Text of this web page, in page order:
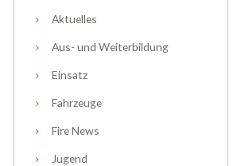
Aktuelles
Aus- und Weiterbildung
Einsatz
Fahrzeuge
Fire News
Jugend